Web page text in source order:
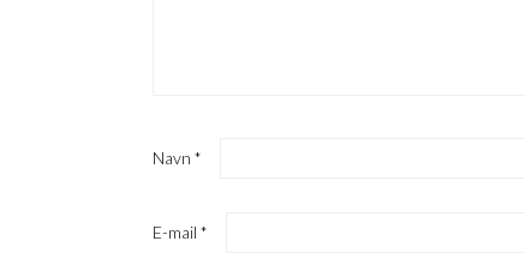
Navn *
E-mail *